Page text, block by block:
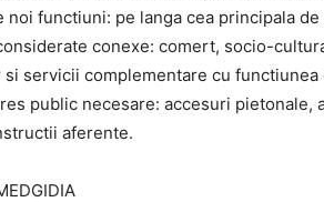
functiuni: pe langa cea principala
conexe: comert, socio-
servicii complementare cu functiunea
public necesare: accesuri pietonale,
aferente.